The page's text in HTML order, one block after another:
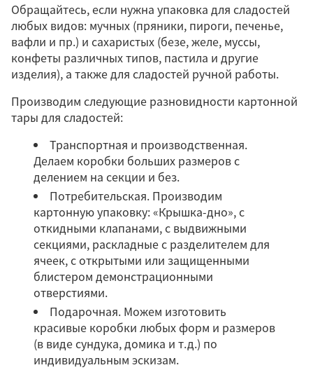
Обращайтесь, если нужна упаковка для сладостей
любых видов: мучных (пряники, пироги, печенье,
вафли и пр.) и сахаристых (безе, желе, муссы,
конфеты различных типов, пастила и другие
изделия), а также для сладостей ручной работы.
Производим следующие разновидности картонной
тары для сладостей:
Транспортная и производственная.
Делаем коробки больших размеров с
делением на секции и без.
Потребительская. Производим
картонную упаковку: «Крышка-дно», с
откидными клапанами, с выдвижными
секциями, раскладные с разделителем для
ячеек, с открытыми или защищенными
блистером демонстрационными
отверстиями.
Подарочная. Можем изготовить
красивые коробки любых форм и размеров
(в виде сундука, домика и т.д.) по
индивидуальным эскизам.